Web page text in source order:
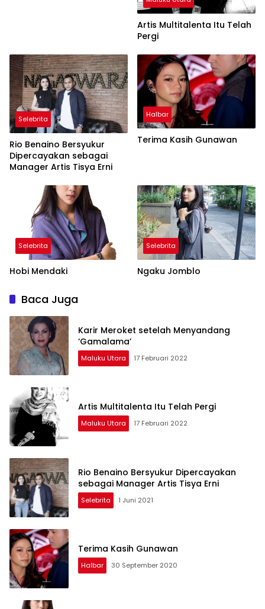
Artis Multitalenta Itu Telah
Pergi
Selebrita
Rio Benaino Bersyukur
Dipercayakan sebagai
Manager Artis Tisya Erni
Halbar
Terima Kasih Gunawan
Selebrita
Hobi Mendaki
Selebrita
Ngaku Jomblo
Baca Juga
Karir Meroket setelah Menyandang
‘Gamalama’
Maluku Utara 17 Februari 2022
Artis Multitalenta Itu Telah Pergi
Maluku Utara 17 Februari 2022
Rio Benaino Bersyukur Dipercayakan
sebagai Manager Artis Tisya Erni
Selebrita 1 Juni 2021
Terima Kasih Gunawan
Halbar 30 September 2020